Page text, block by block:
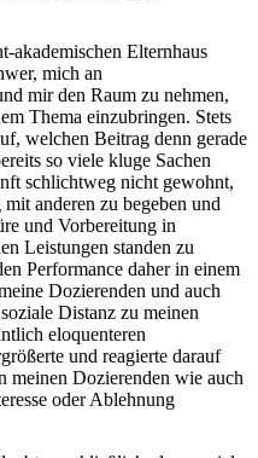
akademischen Elternhaus
mich an
mir den Raum zu nehmen,
Thema einzubringen. Stets
welchen Beitrag denn gerade
so viele kluge Sachen
schlichtweg nicht gewohnt,
anderen zu begeben und
und Vorbereitung in
Leistungen standen zu
Performance daher in einem
Dozierenden und auch
Distanz zu meinen
eloquenteren
und reagierte darauf
meinen Dozierenden wie auch
oder Ablehnung